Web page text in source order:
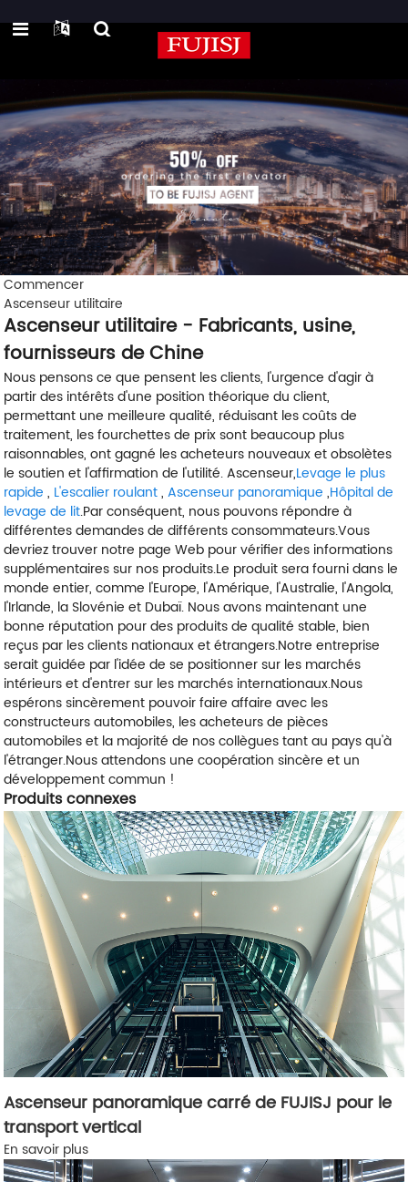
Commencer
Ascenseur utilitaire
Ascenseur utilitaire - Fabricants, usine,
fournisseurs de Chine
Nous pensons ce que pensent les clients, l'urgence d'agir à
partir des intérêts d'une position théorique du client,
permettant une meilleure qualité, réduisant les coûts de
traitement, les fourchettes de prix sont beaucoup plus
raisonnables, ont gagné les acheteurs nouveaux et obsolètes
le soutien et l'affirmation de l'utilité. Ascenseur,Levage le plus
rapide , L'escalier roulant,Ascenseur panoramique ,Hôpital de
levage de lit.Par conséquent, nous pouvons répondre à
différentes demandes de différents consommateurs.Vous
devriez trouver notre page Web pour vérifier des informations
supplémentaires sur nos produits.Le produit sera fourni dans le
monde entier, comme l'Europe, l'Amérique, l'Australie, l'Angola,
l'Irlande, la Slovénie et Dubaï. Nous avons maintenant une
bonne réputation pour des produits de qualité stable, bien
reçus par les clients nationaux et étrangers.Notre entreprise
serait guidée par l'idée de se positionner sur les marchés
intérieurs et d'entrer sur les marchés internationaux.Nous
espérons sincèrement pouvoir faire affaire avec les
constructeurs automobiles, les acheteurs de pièces
automobiles et la majorité de nos collègues tant au pays qu'à
l'étranger.Nous attendons une coopération sincère et un
développement commun !
Produits connexes
Ascenseur panoramique carré de FUJISJ pour le
transport vertical
En savoir plus